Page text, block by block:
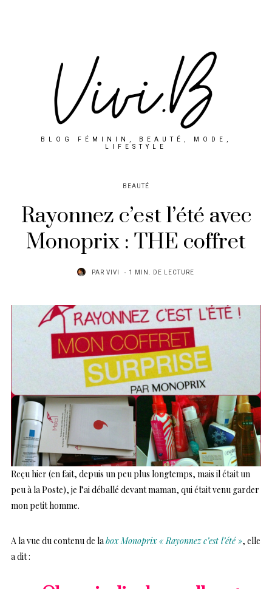
BLOG FÉMININ, BEAUTÉ, MODE,
LIFESTYLE
BEAUTÉ
Rayonnez c’est l’été avec
Monoprix : THE coffret
PAR VIVI 1 MIN. DE LECTURE
Reçu hier (en fait, depuis un peu plus longtemps, mais il était un
peu à la Poste), je l’ai déballé devant maman, qui était venu garder
mon petit homme.
A la vue du contenu de labox Monoprix « Rayonnez c’est l’été », elle
a dit :